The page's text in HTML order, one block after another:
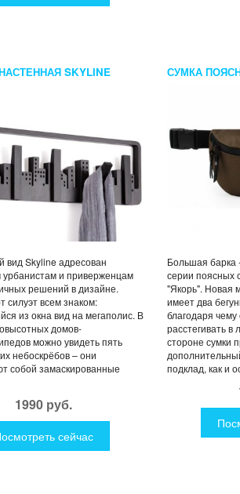
SKYLINE
вид Skyline адресован
и приверженцам
решений в дизайне.
силуэт всем знаком:
из окна вид на мегаполис. В
домов-
можно увидеть пять
небоскрёбов – они
собой замаскированные
1990 руб.
сейчас
СУМКА
Большая барка
серии поясных
"Якорь". Новая
имеет два
благодаря
расстегивать
стороне сумки
подклад, как и